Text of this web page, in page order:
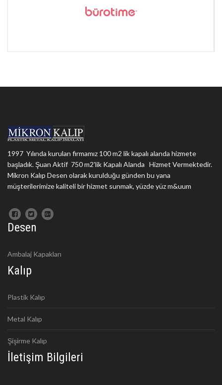
1997 Yılında kurulan firmamız 100 m2 lik kapalı alanda hizmete
başladık. Şuan Aktif 750 m2'lik Kapalı Alanda Hizmet Vermektedir.
Mikron Kalıp Desen olarak kurulduğu günden bu yana
müşterilerimize kaliteli bir hizmet sunmak, yüzde yüz m&uum
Desen
Ambalaj Kapakları
Kalıp
Plastik Kalıp
Metal Kalıp
Şişirme Kalıp
İletişim Bilgileri